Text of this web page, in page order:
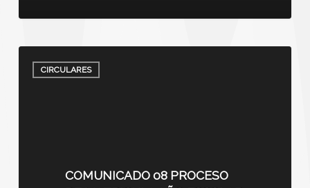
CIRCULARES
COMUNICADO 08 PROCESO